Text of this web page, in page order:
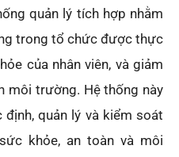
quản lý tích hợp nhằm
trong tổ chức được thực
của nhân viên, và giảm
môi trường. Hệ thống này
quản lý và kiểm soát
khỏe, an toàn và môi